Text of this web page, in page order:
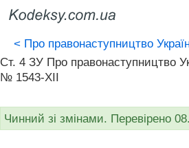
< Про правонаступництво
Ст. 4 ЗУ Про правонаступництво
№ 1543-XII
Чинний зі змінами. Перевірено